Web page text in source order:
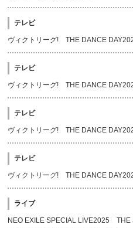
テレビ
ヴィクトリーグ! THE DANCE
テレビ
ヴィクトリーグ! THE DANCE
テレビ
ヴィクトリーグ! THE DANCE
テレビ
ヴィクトリーグ! THE DANCE
ライブ
NEO EXILE SPECIAL LIVE2025 THE